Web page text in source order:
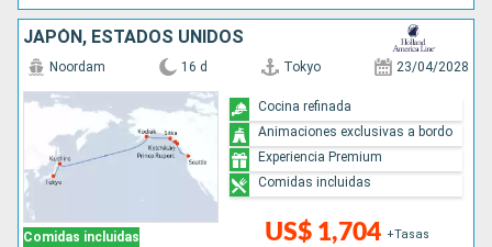
JAPÓN, ESTADOS UNIDOS
Comidas incluidas
Noordam 16 d Tokyo 23/04/2028
US$ 1,704 +Tasas
Cocina refinada
Animaciones exclusivas a bordo
Experiencia Premium
Comidas incluidas